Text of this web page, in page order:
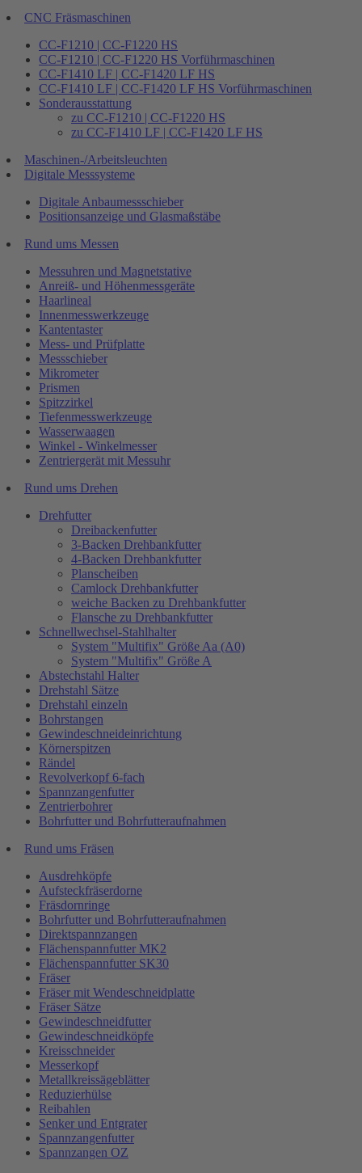
CNC Fräsmaschinen
CC-F1210 | CC-F1220 HS
CC-F1210 | CC-F1220 HS Vorführmaschinen
CC-F1410 LF | CC-F1420 LF HS
CC-F1410 LF | CC-F1420 LF HS Vorführmaschinen
Sonderausstattung
zu CC-F1210 | CC-F1220 HS
zu CC-F1410 LF | CC-F1420 LF HS
Maschinen-/Arbeitsleuchten
Digitale Messsysteme
Digitale Anbaumessschieber
Positionsanzeige und Glasmaßstäbe
Rund ums Messen
Messuhren und Magnetstative
Anreiß- und Höhenmessgeräte
Haarlineal
Innenmesswerkzeuge
Kantentaster
Mess- und Prüfplatte
Messschieber
Mikrometer
Prismen
Spitzzirkel
Tiefenmesswerkzeuge
Wasserwaagen
Winkel - Winkelmesser
Zentriergerät mit Messuhr
Rund ums Drehen
Drehfutter
Dreibackenfutter
3-Backen Drehbankfutter
4-Backen Drehbankfutter
Planscheiben
Camlock Drehbankfutter
weiche Backen zu Drehbankfutter
Flansche zu Drehbankfutter
Schnellwechsel-Stahlhalter
System "Multifix" Größe Aa (A0)
System "Multifix" Größe A
Abstechstahl Halter
Drehstahl Sätze
Drehstahl einzeln
Bohrstangen
Gewindeschneideinrichtung
Körnerspitzen
Rändel
Revolverkopf 6-fach
Spannzangenfutter
Zentrierbohrer
Bohrfutter und Bohrfutteraufnahmen
Rund ums Fräsen
Ausdrehköpfe
Aufsteckfräserdorne
Fräsdornringe
Bohrfutter und Bohrfutteraufnahmen
Direktspannzangen
Flächenspannfutter MK2
Flächenspannfutter SK30
Fräser
Fräser mit Wendeschneidplatte
Fräser Sätze
Gewindeschneidfutter
Gewindeschneidköpfe
Kreisschneider
Messerkopf
Metallkreissägeblätter
Reduzierhülse
Reibahlen
Senker und Entgrater
Spannzangenfutter
Spannzangen OZ